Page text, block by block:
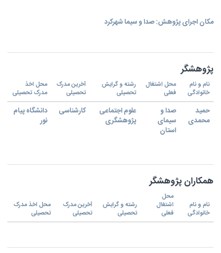
مکان اجرای پژوهش: صدا و سیما شهرکرد
پژوهشگر
نام و نام
خانوادگی
محل اشتغال
فعلی
رشته و گرایش
تحصیلی
آخرین مدرک
تحصیلی
محل اخذ
مدرک تحصیلی
حمید
محمدی
صدا و
سیمای
استان
علوم اجتماعی
پژوهشگری
کارشناسی
دانشگاه پیام
نور
همکاران پژوهشگر
نام و نام
خانوادگی
محل
اشتغال
فعلی
رشته و گرایش
تحصیلی
آخرین مدرک
تحصیلی
محل اخذ مدرک
تحصیلی